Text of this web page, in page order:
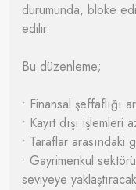
durumunda, bloke
edilir.
Bu düzenleme;
• Finansal şeffaflığı
• Kayıt dışı işlemleri
• Taraflar arasındaki
• Gayrimenkul
seviyeye